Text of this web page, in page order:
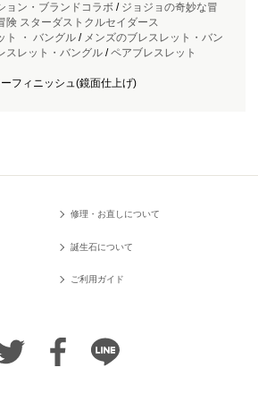
ョン・ブランドコラボ/ ジョジョの奇妙な冒
険 スターダストクルセイダース
ト ・ バングル/ メンズのブレスレット・バン
スレット・バングル/ペアブレスレット
フィニッシュ(鏡面仕上げ)
修理・お直しについて
誕生石について
ご利用ガイド